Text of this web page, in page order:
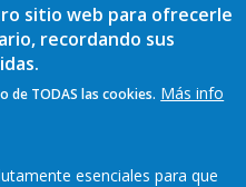
sitio web para ofrecerle
recordando sus
de TODAS las cookies. Más info
esenciales para que